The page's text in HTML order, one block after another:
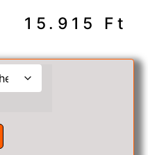
15.915 Ft